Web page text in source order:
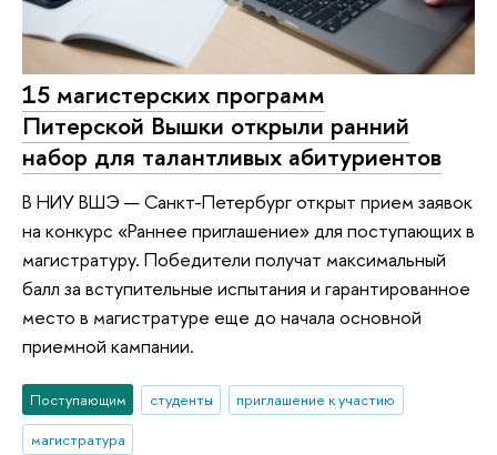
15 магистерских программ
Питерской Вышки открыли ранний
набор для талантливых абитуриентов
В НИУ ВШЭ — Санкт-Петербург открыт прием заявок
на конкурс «Раннее приглашение» для поступающих в
магистратуру. Победители получат максимальный
балл за вступительные испытания и гарантированное
место в магистратуре еще до начала основной
приемной кампании.
Поступающим студенты
приглашение к участию
магистратура